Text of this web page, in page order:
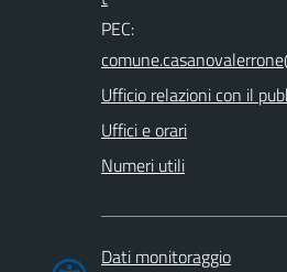
PEC:
Ufficio relazioni con il
Uffici e orari
Numeri utili
Dati monitoraggio